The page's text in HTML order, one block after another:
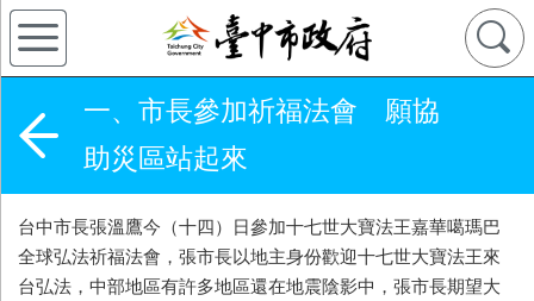
一、市長參加祈福法會 願協
助災區站起來
台中市長張溫鷹今（十四）日參加十七世大寶法王嘉華噶瑪巴
全球弘法祈福法會，張市長以地主身份歡迎十七世大寶法王來
台弘法，中部地區有許多地區還在地震陰影中，張市長期望大